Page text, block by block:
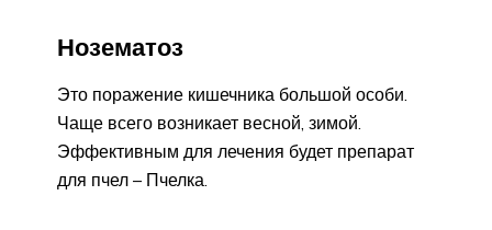
Нозематоз
Это поражение кишечника большой особи.
Чаще всего возникает весной, зимой.
Эффективным для лечения будет препарат
для пчел – Пчелка.